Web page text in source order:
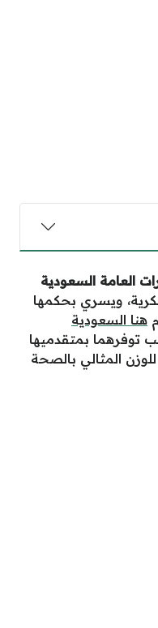
العامة السعودية
ويسري بحكمها
هنا السعودية
توفرهما بمتقدميها
المثالي بالصحة